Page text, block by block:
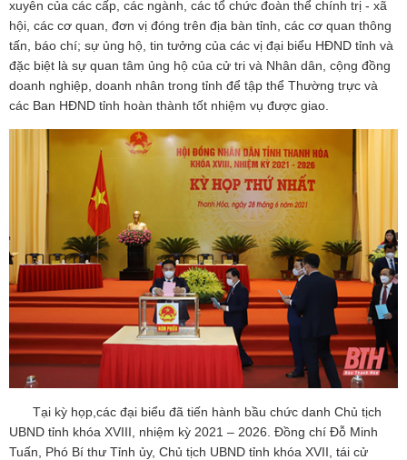
xuyên của các cấp, các ngành, các tổ chức đoàn thể chính trị - xã
hội, các cơ quan, đơn vị đóng trên địa bàn tỉnh, các cơ quan thông
tấn, báo chí; sự ủng hộ, tin tưởng của các vị đại biểu HĐND tỉnh và
đặc biệt là sự quan tâm ủng hộ của cử tri và Nhân dân, cộng đồng
doanh nghiệp, doanh nhân trong tỉnh để tập thể Thường trực và
các Ban HĐND tỉnh hoàn thành tốt nhiệm vụ được giao.
Tại kỳ họp,các đại biểu đã tiến hành bầu chức danh Chủ tịch
UBND tỉnh khóa XVIII, nhiệm kỳ 2021 – 2026. Đồng chí Đỗ Minh
Tuấn, Phó Bí thư Tỉnh ủy, Chủ tịch UBND tỉnh khóa XVII, tái cử